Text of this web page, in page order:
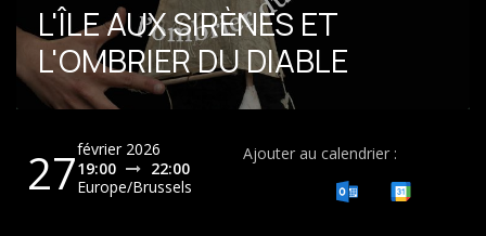
L'ÎLE AUX SIRÈNES ET
L'OMBRIER DU DIABLE
27février 2026
19:00
22:00
Europe/Brussels
Ajouter au calendrier :